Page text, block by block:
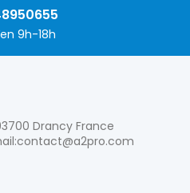
9h-18h
Drancy France